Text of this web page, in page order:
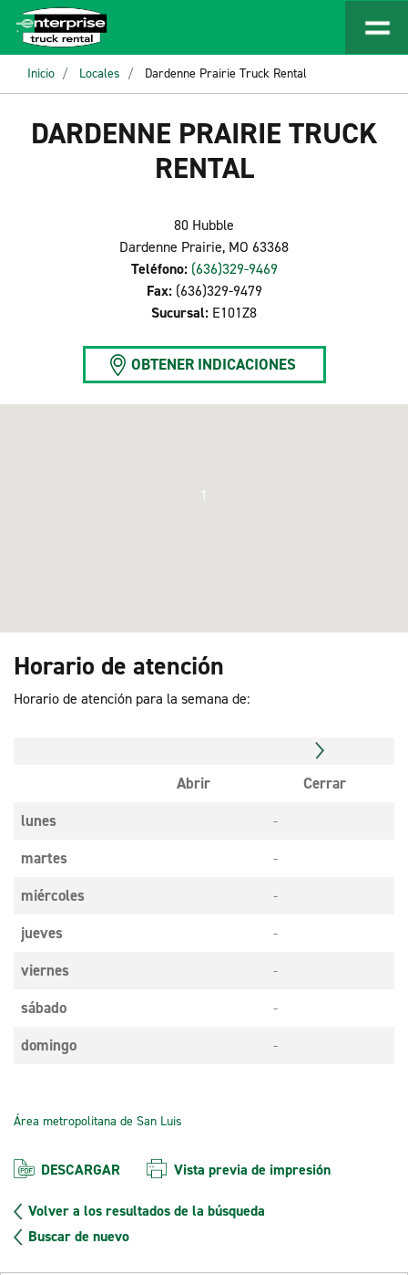
Inicio Locales Dardenne Prairie Truck Rental
DARDENNE PRAIRIE TRUCK
RENTAL
80 Hubble
Dardenne Prairie, MO 63368
Teléfono: (636)329-9469
Fax: (636)329-9479
Sucursal: E101Z8
OBTENER INDICACIONES
1
Horario de atención
Horario de atención para la semana de:
Abrir
Cerrar
lunes
-
martes
-
miércoles
-
jueves
-
viernes
-
sábado
-
domingo
-
Área metropolitana de San Luis
DESCARGAR Vista previa de impresión
Volver a los resultados de la búsqueda
Buscar de nuevo